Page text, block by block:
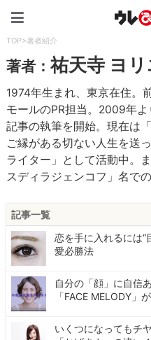
TOP>著者紹介
著者：祐天寺 ヨリ
1974年生まれ、東京在住。
モールのPR担当。2009年
記事の執筆を開始。現在は
ご縁がある切ない人生を送
ライター」として活動中。
スディラジェンコフ」名で
記事一覧
恋を手に入れるには“
愛必勝法
自分の「顔」に自信
「FACE MELODY」
いくつになってもチ